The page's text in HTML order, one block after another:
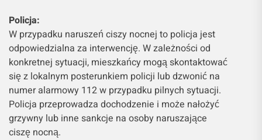
Policja:
W przypadku naruszeń ciszy nocnej to policja jest
odpowiedzialna za interwencję. W zależności od
konkretnej sytuacji, mieszkańcy mogą skontaktować
się z lokalnym posterunkiem policji lub dzwonić na
numer alarmowy 112 w przypadku pilnych sytuacji.
Policja przeprowadza dochodzenie i może nałożyć
grzywny lub inne sankcje na osoby naruszające
ciszę nocną.